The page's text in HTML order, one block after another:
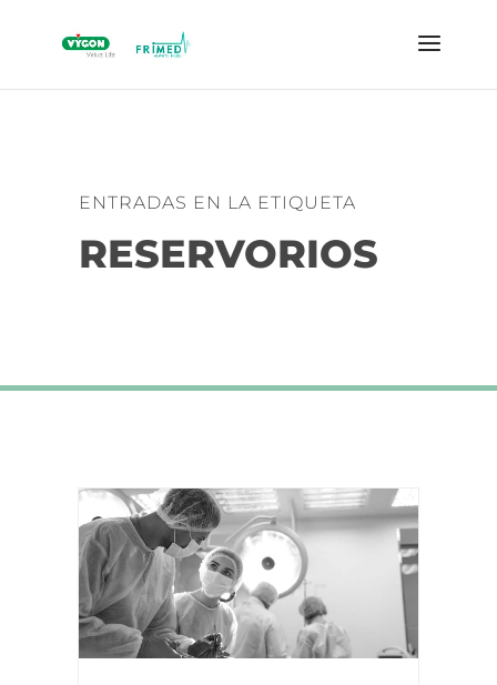
ENTRADAS EN LA ETIQUETA
RESERVORIOS